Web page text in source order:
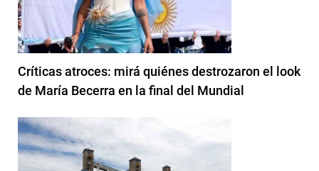
Críticas atroces: mirá quiénes destrozaron el look
de María Becerra en la final del Mundial